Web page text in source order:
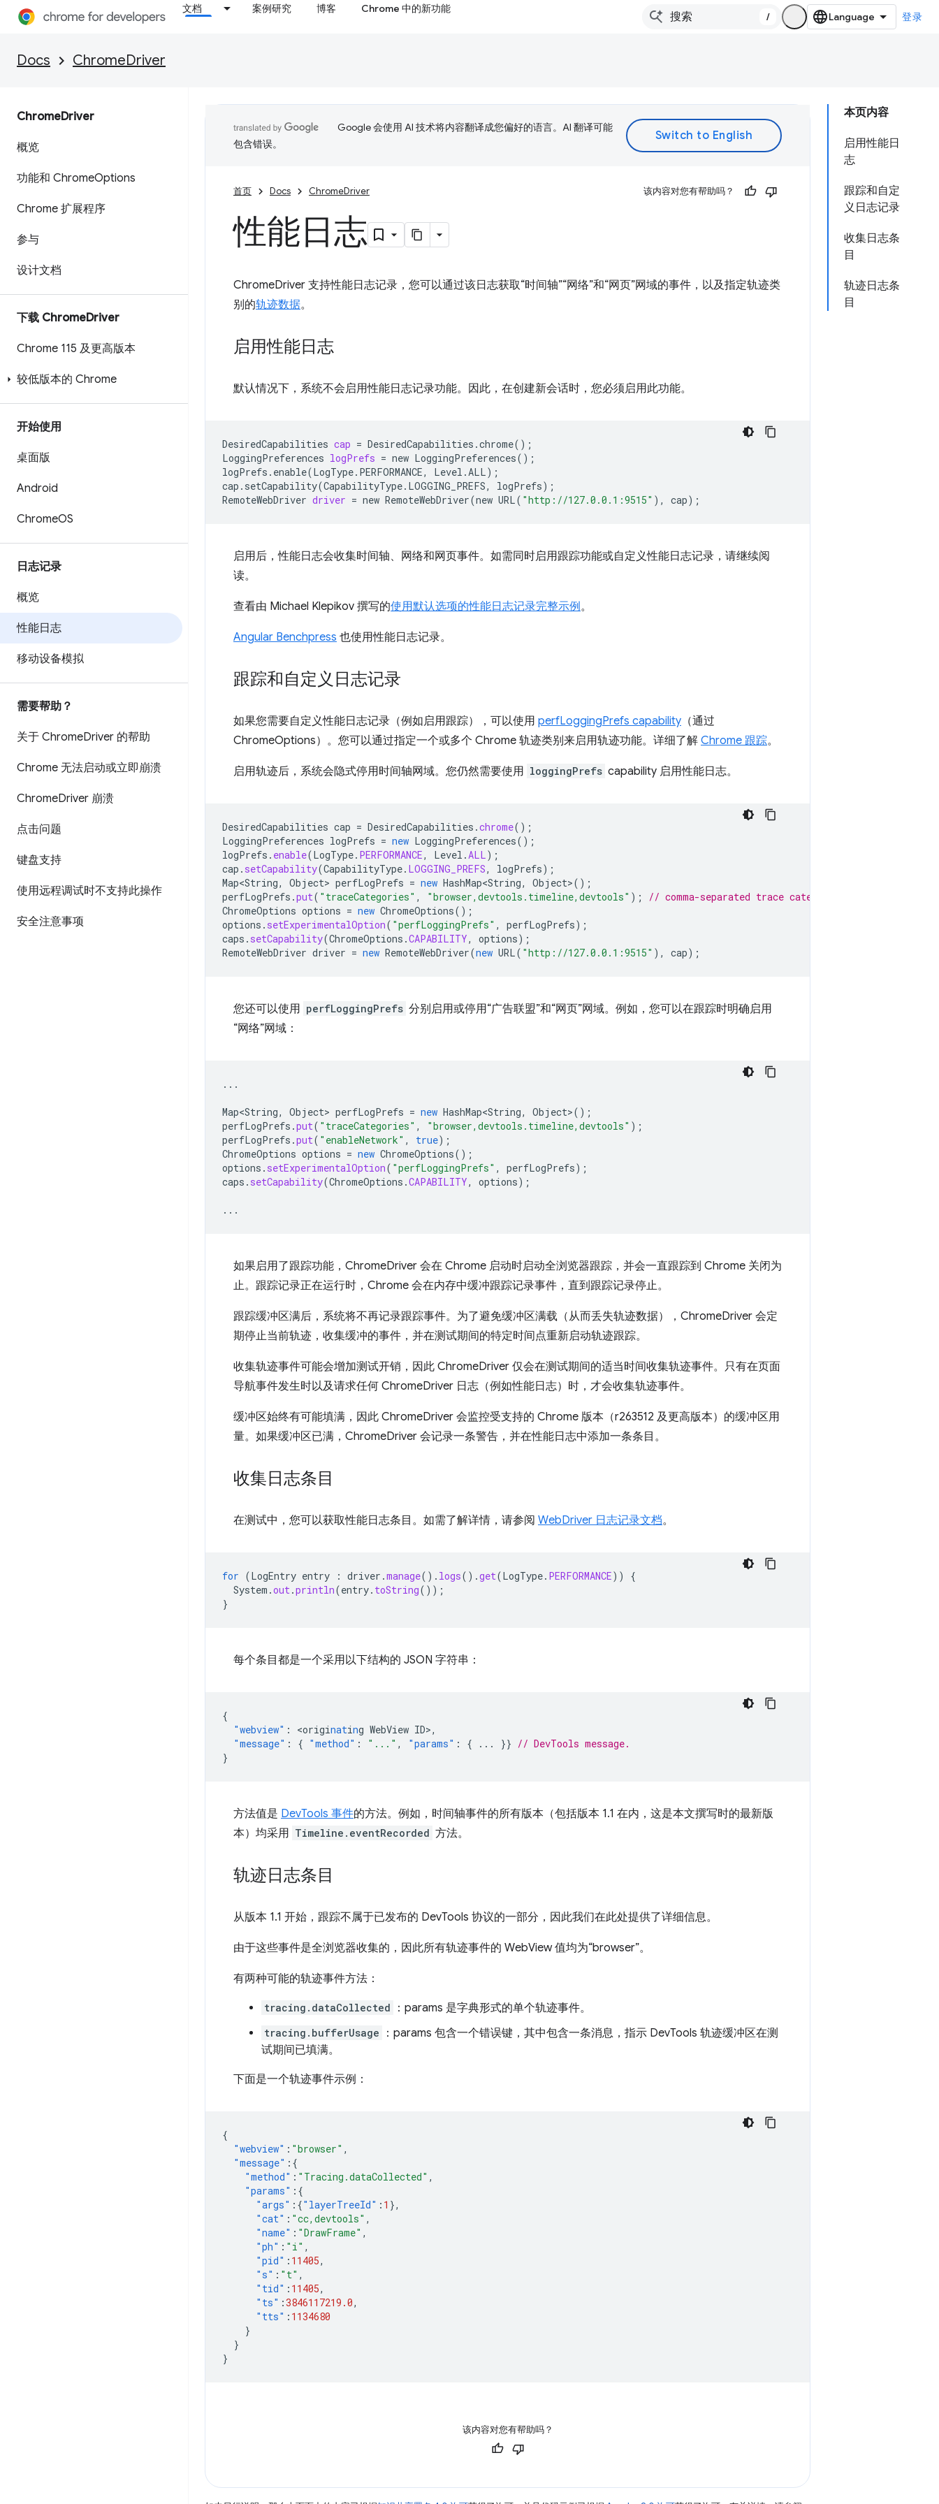
文档 案例研究 博客 Chrome 中的新功能
/ 登录
Docs ChromeDriver
ChromeDriver
概览
功能和 ChromeOptions
Chrome 扩展程序
参与
设计文档
下载 ChromeDriver
Chrome 115 及更高版本
较低版本的 Chrome
开始使用
桌面版
Android
ChromeOS
日志记录
概览
性能日志
移动设备模拟
需要帮助？
关于 ChromeDriver 的帮助
Chrome 无法启动或立即崩溃
ChromeDriver 崩溃
点击问题
键盘支持
使用远程调试时不支持此操作
安全注意事项
本页内容
启用性能日
志
跟踪和自定
义日志记录
收集日志条
目
轨迹日志条
目
Google 会使用 AI 技术将内容翻译成您偏好的语言。AI 翻译可能
包含错误。
首页 Docs ChromeDriver 该内容对您有帮助吗？
性能日志
ChromeDriver 支持性能日志记录，您可以通过该日志获取“时间轴”“网络”和“网页”网域的事件，以及指定轨迹类
别的轨迹数据。
启用性能日志
默认情况下，系统不会启用性能日志记录功能。因此，在创建新会话时，您必须启用此功能。
DesiredCapabilities cap = DesiredCapabilities.chrome() ;
LoggingPreferences logPrefs = new LoggingPreferences() ;
logPrefs.enable(LogType.PERFORMANCE, Level.ALL) ;
cap.setCapability(CapabilityType.LOGGING_PREFS, logPrefs) ;
RemoteWebDriver driver = new RemoteWebDriver(new URL( "http://127.0.0.1:9515" ) , cap) ;
启用后，性能日志会收集时间轴、网络和网页事件。如需同时启用跟踪功能或自定义性能日志记录，请继续阅
读。
查看由 Michael Klepikov 撰写的使用默认选项的性能日志记录完整示例。
Angular Benchpress 也使用性能日志记录。
跟踪和自定义日志记录
如果您需要自定义性能日志记录（例如启用跟踪），可以使用 perfLoggingPrefs capability （通过
ChromeOptions）。您可以通过指定一个或多个 Chrome 轨迹类别来启用轨迹功能。详细了解 Chrome 跟踪。
启用轨迹后，系统会隐式停用时间轴网域。您仍然需要使用 loggingPrefs capability 启用性能日志。
DesiredCapabilities cap = DesiredCapabilities .chrome();
LoggingPreferences logPrefs = new LoggingPreferences();
logPrefs . enable(LogType. PERFORMANCE, Level .ALL);
cap . setCapability(CapabilityType. LOGGING_PREFS, logPrefs);
Map<String, Object> perfLogPrefs = new HashMap<String, Object>();
perfLogPrefs .put( "traceCategories" , "browser,devtools.timeline,devtools" );
// comma-separated trace categories
ChromeOptions options = new ChromeOptions();
options . setExperimentalOption( "perfLoggingPrefs" , perfLogPrefs);
caps . setCapability(ChromeOptions .CAPABILITY, options);
RemoteWebDriver driver = new RemoteWebDriver(new URL( "http://127.0.0.1:9515" ), cap);
您还可以使用 perfLoggingPrefs 分别启用或停用“广告联盟”和“网页”网域。例如，您可以在跟踪时明确启用
“网络”网域：
...
Map<String, Object> perfLogPrefs = new HashMap<String, Object>();
perfLogPrefs .put( "traceCategories" , "browser,devtools.timeline,devtools" );
perfLogPrefs .put( "enableNetwork" , true);
ChromeOptions options = new ChromeOptions();
options . setExperimentalOption( "perfLoggingPrefs" , perfLogPrefs);
caps . setCapability(ChromeOptions .CAPABILITY, options);
...
如果启用了跟踪功能，ChromeDriver 会在 Chrome 启动时启动全浏览器跟踪，并会一直跟踪到 Chrome 关闭为
止。跟踪记录正在运行时，Chrome 会在内存中缓冲跟踪记录事件，直到跟踪记录停止。
跟踪缓冲区满后，系统将不再记录跟踪事件。为了避免缓冲区满载（从而丢失轨迹数据），ChromeDriver 会定
期停止当前轨迹，收集缓冲的事件，并在测试期间的特定时间点重新启动轨迹跟踪。
收集轨迹事件可能会增加测试开销，因此 ChromeDriver 仅会在测试期间的适当时间收集轨迹事件。只有在页面
导航事件发生时以及请求任何 ChromeDriver 日志（例如性能日志）时，才会收集轨迹事件。
缓冲区始终有可能填满，因此 ChromeDriver 会监控受支持的 Chrome 版本（r263512 及更高版本）的缓冲区用
量。如果缓冲区已满，ChromeDriver 会记录一条警告，并在性能日志中添加一条条目。
收集日志条目
在测试中，您可以获取性能日志条目。如需了解详情，请参阅 WebDriver 日志记录文档。
for (LogEntry entry : driver .manage(). logs().get(LogType. PERFORMANCE))
{
System .out.println(entry. toString());
}
每个条目都是一个采用以下结构的 JSON 字符串：
{
"webview" : <originating WebView ID>,
"message" : { "method" : "..." , "params" : { ... }} // DevTools message.
}
方法值是 DevTools 事件的方法。例如，时间轴事件的所有版本（包括版本 1.1 在内，这是本文撰写时的最新版
本）均采用 Timeline.eventRecorded 方法。
轨迹日志条目
从版本 1.1 开始，跟踪不属于已发布的 DevTools 协议的一部分，因此我们在此处提供了详细信息。
由于这些事件是全浏览器收集的，因此所有轨迹事件的 WebView 值均为“browser”。
有两种可能的轨迹事件方法：
tracing.dataCollected ：params 是字典形式的单个轨迹事件。
tracing.bufferUsage
：params 包含一个错误键，其中包含一条消息，指示 DevTools 轨迹缓冲区在测
试期间已填满。
下面是一个轨迹事件示例：
{
"webview" : "browser" ,
"message" :{
"method" : "Tracing.dataCollected" ,
"params" :{
"args" :{"layerTreeId" : 1 },
"cat" : "cc,devtools" ,
"name" : "DrawFrame" ,
"ph" : "i" ,
"pid" : 11405,
"s" : "t" ,
"tid" : 11405,
"ts" :3846117219.0,
"tts" : 1134680
}
}
}
该内容对您有帮助吗？